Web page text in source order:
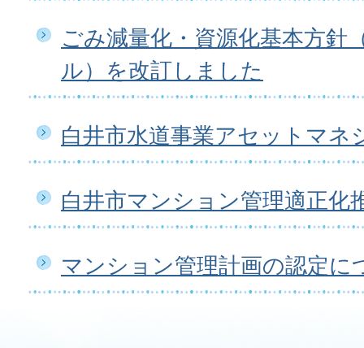
ごみ減量化・資源化基本方針
ル）を改訂しました
白井市水道事業アセットマネ
白井市マンション管理適正化
マンション管理計画の認定に